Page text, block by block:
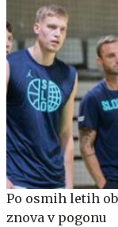
Po osmih letih
znova v pogonu